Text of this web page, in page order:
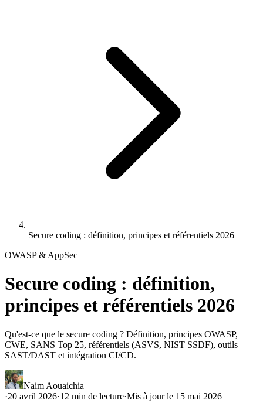
Secure coding : définition, principes et référentiels 2026
OWASP & AppSec
Secure coding : définition,
principes et référentiels 2026
Qu'est-ce que le secure coding ? Définition, principes OWASP,
CWE, SANS Top 25, référentiels (ASVS, NIST SSDF), outils
SAST/DAST et intégration CI/CD.
Naim Aouaichia
·20 avril 2026·12 min de lecture·Mis à jour le 15 mai 2026